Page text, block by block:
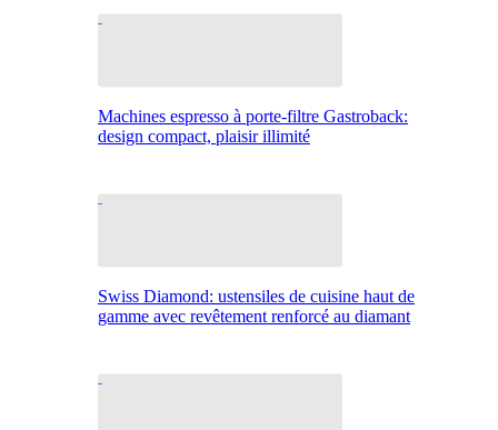
Machines espresso à porte-filtre Gastroback:
design compact, plaisir illimité
Swiss Diamond: ustensiles de cuisine haut de
gamme avec revêtement renforcé au diamant